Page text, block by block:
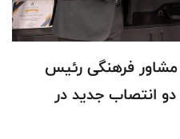
فرهنگی رئیس
انتصاب جدید در